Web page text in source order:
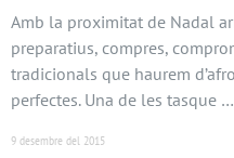
Amb la proximitat de Nadal
preparatius, compres,
tradicionals que haurem
perfectes. Una de les tasque …
9 desembre del 2015